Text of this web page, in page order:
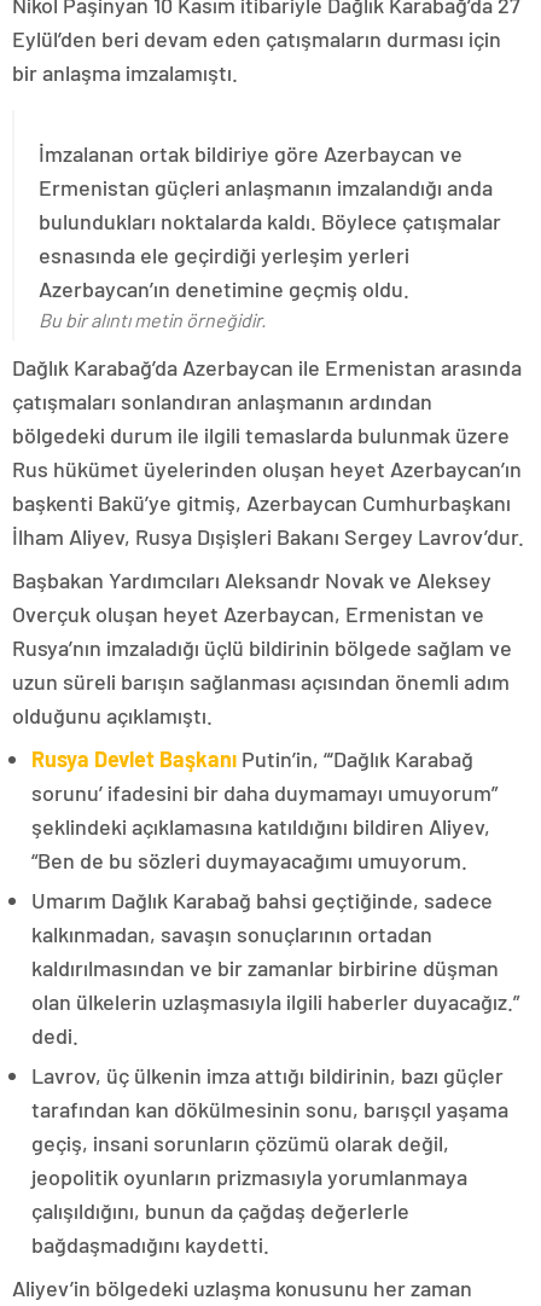
Eylül’den beri devam eden çatışmaların durması için
bir anlaşma imzalamıştı.
İmzalanan ortak bildiriye göre Azerbaycan ve
Ermenistan güçleri anlaşmanın imzalandığı anda
bulundukları noktalarda kaldı. Böylece çatışmalar
esnasında ele geçirdiği yerleşim yerleri
Azerbaycan’ın denetimine geçmiş oldu.
Bu bir alıntı metin örneğidir.
Dağlık Karabağ’da Azerbaycan ile Ermenistan arasında
çatışmaları sonlandıran anlaşmanın ardından
bölgedeki durum ile ilgili temaslarda bulunmak üzere
Rus hükümet üyelerinden oluşan heyet Azerbaycan’ın
başkenti Bakü’ye gitmiş, Azerbaycan Cumhurbaşkanı
İlham Aliyev, Rusya Dışişleri Bakanı Sergey Lavrov’dur.
Başbakan Yardımcıları Aleksandr Novak ve Aleksey
Overçuk oluşan heyet Azerbaycan, Ermenistan ve
Rusya’nın imzaladığı üçlü bildirinin bölgede sağlam ve
uzun süreli barışın sağlanması açısından önemli adım
olduğunu açıklamıştı.
Rusya Devlet Başkanı Putin’in, “‘Dağlık Karabağ
sorunu’ ifadesini bir daha duymamayı umuyorum”
şeklindeki açıklamasına katıldığını bildiren Aliyev,
“Ben de bu sözleri duymayacağımı umuyorum.
Umarım Dağlık Karabağ bahsi geçtiğinde, sadece
kalkınmadan, savaşın sonuçlarının ortadan
kaldırılmasından ve bir zamanlar birbirine düşman
olan ülkelerin uzlaşmasıyla ilgili haberler duyacağız.”
dedi.
Lavrov, üç ülkenin imza attığı bildirinin, bazı güçler
tarafından kan dökülmesinin sonu, barışçıl yaşama
geçiş, insani sorunların çözümü olarak değil,
jeopolitik oyunların prizmasıyla yorumlanmaya
çalışıldığını, bunun da çağdaş değerlerle
bağdaşmadığını kaydetti.
Aliyev’in bölgedeki uzlaşma konusunu her zaman